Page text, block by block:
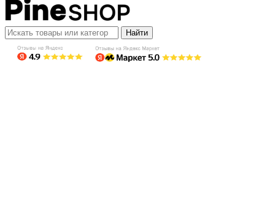
Найти